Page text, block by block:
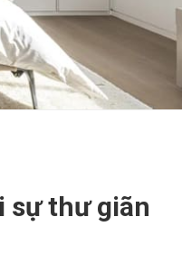
sự thư giãn